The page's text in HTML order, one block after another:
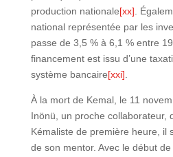
production nationale[xx] .
national représentée par les
passe de 3,5 % à 6,1 % entre
financement est issu d’une
système bancaire[xxi]
À la mort de Kemal, le 11
Inönü, un proche collaborateur,
Kémaliste de première heure, il
de son mentor. Avec le début